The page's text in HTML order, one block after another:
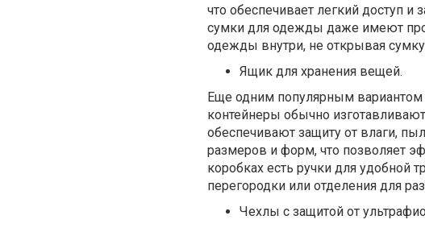
что обеспечивает легкий доступ
сумки для одежды даже имеют
одежды внутри, не открывая
Ящик для хранения вещей.
Еще одним популярным вариантом
контейнеры обычно
обеспечивают защиту от влаги,
размеров и форм, что позволяет
коробках есть ручки для удобной
перегородки или отделения для
Чехлы с защитой от